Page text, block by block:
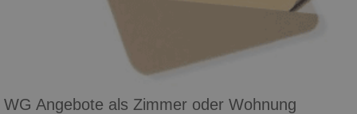
WG Angebote als Zimmer oder Wohnung